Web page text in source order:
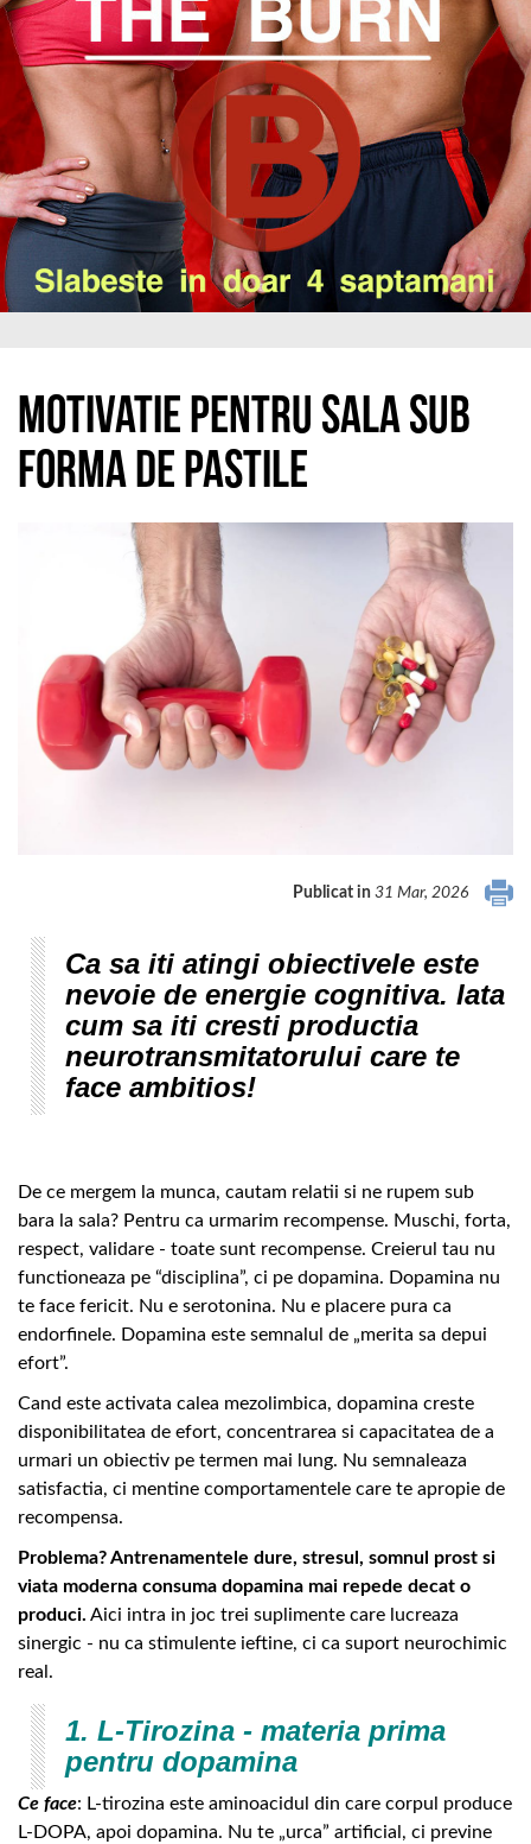
Motivatie pentru sala sub
forma de pastile
Publicat in 31 Mar, 2026
Ca sa iti atingi obiectivele este
nevoie de energie cognitiva. Iata
cum sa iti cresti productia
neurotransmitatorului care te
face ambitios!
De ce mergem la munca, cautam relatii si ne rupem sub
bara la sala? Pentru ca urmarim recompense. Muschi, forta,
respect, validare - toate sunt recompense. Creierul tau nu
functioneaza pe “disciplina”, ci pe dopamina. Dopamina nu
te face fericit. Nu e serotonina. Nu e placere pura ca
endorfinele. Dopamina este semnalul de „merita sa depui
efort”.
Cand este activata calea mezolimbica, dopamina creste
disponibilitatea de efort, concentrarea si capacitatea de a
urmari un obiectiv pe termen mai lung. Nu semnaleaza
satisfactia, ci mentine comportamentele care te apropie de
recompensa.
Problema? Antrenamentele dure, stresul, somnul prost si
viata moderna consuma dopamina mai repede decat o
produci. Aici intra in joc trei suplimente care lucreaza
sinergic - nu ca stimulente ieftine, ci ca suport neurochimic
real.
1. L-Tirozina - materia prima
pentru dopamina
Ce face: L-tirozina este aminoacidul din care corpul produce
L-DOPA, apoi dopamina. Nu te „urca” artificial, ci previne